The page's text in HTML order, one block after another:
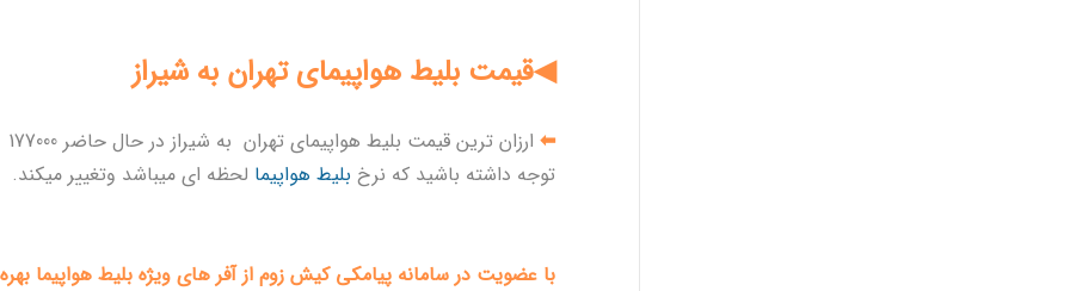
◀قیمت بلیط هواپیمای تهران به شیراز
⬅ ارزان ترین قیمت بلیط هواپیمای تهران به شیراز در حال حاضر 177000 تومان میباشد .
توجه داشته باشید که نرخ بلیط هواپیما لحظه ای میباشد وتغییر میکند.
با عضویت در سامانه پیامکی کیش زوم از آفر های ویژه بلیط هواپیما